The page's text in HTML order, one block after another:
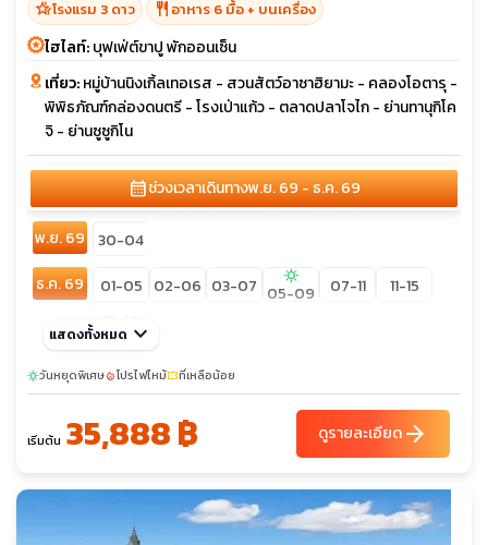
hotel_classโรงแรม 3 ดาว restaurant อาหาร 6 มื้อ + บนเครื่อง
ไฮไลท์:บุฟเฟ่ต์ขาปู พักออนเซ็น
เที่ยว:หมู่บ้านนิงเกิ้ลเทอเรส - สวนสัตว์อาซาฮิยามะ - คลองโอตารุ -
พิพิธภัณฑ์กล่องดนตรี - โรงเป่าแก้ว - ตลาดปลาโจไก - ย่านทานุกิโค
จิ - ย่านซูซูกิโน
calendar_monthช่วงเวลาเดินทางพ.ย. 69 - ธ.ค. 69
พ.ย. 69 30-04
ธ.ค. 69
01-05 02-06 03-07 sunny
05-09 07-11
11-15
แสดงทั้งหมด keyboard_arrow_down
sunnyวันหยุดพิเศษlocal_fire_departmentโปรไฟไหม้confirmation_numberที่เหลือน้อย
เริ่มต้น 35,888 ฿ ดูรายละเอียดarrow_forward